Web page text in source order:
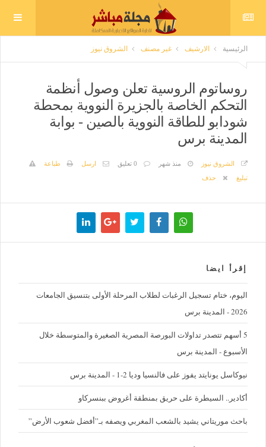
الرئيسية الارشيف غير مصنف الشروق نيوز
روساتوم الروسية تعلن وصول أنظمة
التحكم الخاصة بالجزيرة النووية بمحطة
شودابو للطاقة النووية بالصين - بوابة
المدينة برس
الشروق نيوز منذ شهر 0 تعليق ارسل
طباعة
تبليغ
حذف
إقرأ ايضا
اليوم، ختام تسجيل الرغبات لطلاب المرحلة الأولى بتنسيق الجامعات
2026 - المدينة برس
5 أسهم تتصدر تداولات البورصة المصرية الصغيرة والمتوسطة خلال
الأسبوع - المدينة برس
نيوكاسل يونايتد يفوز على فالنسيا وديا 2-1 - المدينة برس
أكادير.. السيطرة على حريق بمنطقة أغروض ببنسركاو
باحث موريتاني يشيد بالشعب المغربي ويصفه بـ”أفضل شعوب الأرض”